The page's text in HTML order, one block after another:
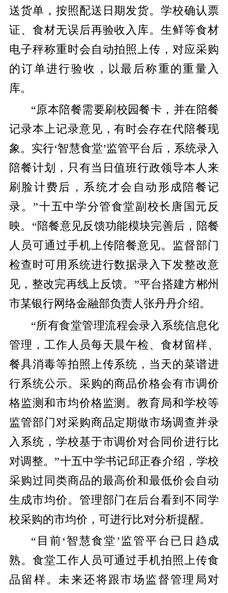
送货单，按照配送日期发货。学校确认票
证、食材无误后再验收入库。生鲜等食材
电子秤称重时会自动拍照上传，对应采购
的订单进行验收，以最后称重的重量入
库。
“原本陪餐需要刷校园餐卡，并在陪餐
记录本上记录意见，有时会存在代陪餐现
象。实行‘智慧食堂’监管平台后，系统录入
陪餐计划，只有当日值班行政领导本人来
刷脸计费后，系统才会自动形成陪餐记
录。”十五中学分管食堂副校长唐国元反
映。“陪餐意见反馈功能模块完善后，陪餐
人员可通过手机上传陪餐意见。监督部门
检查时可用系统进行数据录入下发整改意
见，整改完再线上反馈。”平台搭建方郴州
市某银行网络金融部负责人张丹丹介绍。
“所有食堂管理流程会录入系统信息化
管理，工作人员每天晨午检、食材留样、
餐具消毒等拍照上传系统，当天的菜谱进
行系统公示。采购的商品价格会有市调价
格监测和市均价格监测。教育局和学校等
监管部门对采购商品定期做市场调查并录
入系统，学校基于市调价对合同价进行比
对调整。”十五中学书记邱正春介绍，学校
采购过同类商品的最高价和最低价会自动
生成市均价。管理部门在后台看到不同学
校采购的市均价，可进行比对分析提醒。
“目前‘智慧食堂’监管平台已日趋成
熟。食堂工作人员可通过手机拍照上传食
品留样。未来还将跟市场监督管理局对